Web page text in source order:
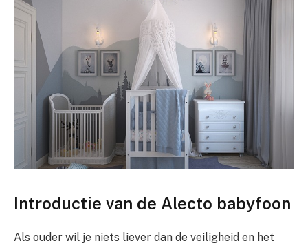
Introductie van de Alecto babyfoon
Als ouder wil je niets liever dan de veiligheid en het